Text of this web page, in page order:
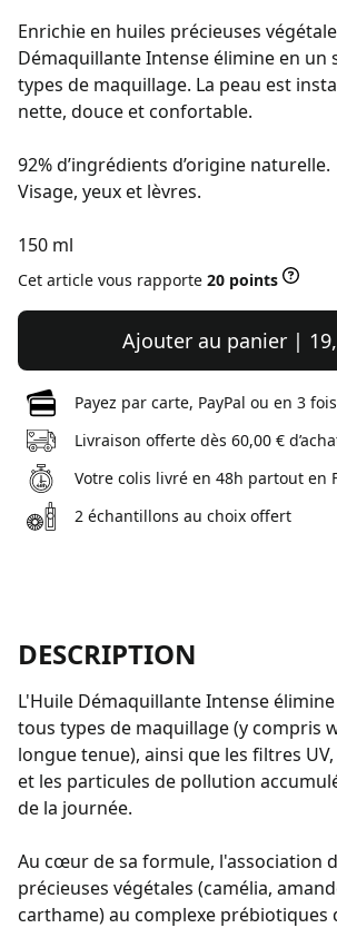
Enrichie en huiles précieuses
Démaquillante Intense élimine en un
types de maquillage. La peau est
nette, douce et confortable.
92% d’ingrédients d’origine naturelle.
Visage, yeux et lèvres.
150 ml
Cet article vous rapporte 20 points
Ajouter au panier |
Payez par carte, PayPal ou en 3
Livraison offerte dès 60,00 €
Votre colis livré en 48h partout en
2 échantillons au choix offert
DESCRIPTION
L'Huile Démaquillante Intense
tous types de maquillage (y compris
longue tenue), ainsi que les filtres
et les particules de pollution
de la journée.
Au cœur de sa formule, l'association
précieuses végétales (camélia,
carthame) au complexe prébiotiques